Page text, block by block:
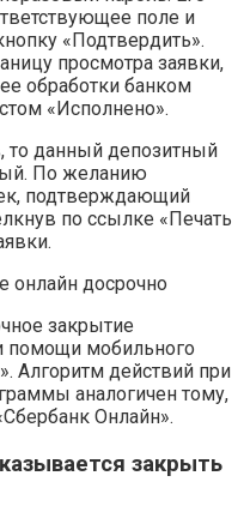
поле и
«Подтвердить».
просмотра заявки,
обработки банком
«Исполнено».
то данный депозитный
По желанию
подтверждающий
по ссылке «Печать
закрытие
помощи мобильного
Алгоритм действий при
аналогичен тому,
Онлайн».
закрыть